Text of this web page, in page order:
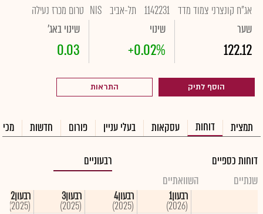
אג"ח קונצרני צמוד מדד 1142231 תל-אביב NIS טרום מכרז נעילה
שער
122.12
שינוי
+0.02%
שינוי באג'
0.03
הוסף לתיק התראות
תמצית דוחות עסקאות בעלי עניין פורום חדשות
דוחות כספיים
רבעוניים
שנתיים
השוואתיים
רבעון1
(2026)
רבעון4
(2025)
רבעון3
(2025)
רבעון2
(2025)